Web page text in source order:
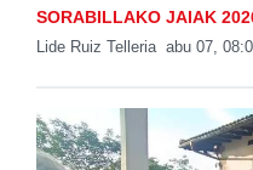
SORABILLAKO JAIAK
Lide Ruiz Telleria abu 07,